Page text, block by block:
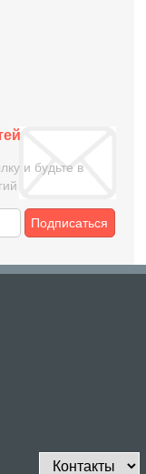
и будьте в
Подписаться